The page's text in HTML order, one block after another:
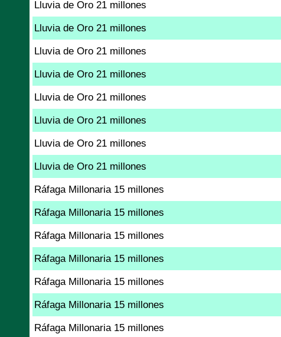
Lluvia de Oro 21 millones
Lluvia de Oro 21 millones
Lluvia de Oro 21 millones
Lluvia de Oro 21 millones
Lluvia de Oro 21 millones
Lluvia de Oro 21 millones
Lluvia de Oro 21 millones
Lluvia de Oro 21 millones
Ráfaga Millonaria 15 millones
Ráfaga Millonaria 15 millones
Ráfaga Millonaria 15 millones
Ráfaga Millonaria 15 millones
Ráfaga Millonaria 15 millones
Ráfaga Millonaria 15 millones
Ráfaga Millonaria 15 millones